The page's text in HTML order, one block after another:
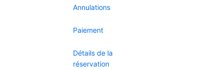
Annulations
Paiement
Détails de la
réservation